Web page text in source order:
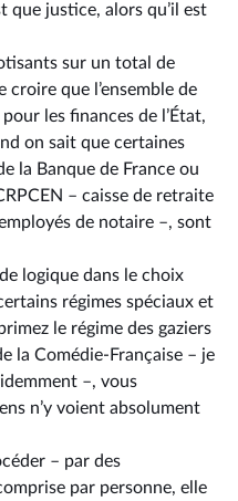
que justice, alors qu’il est
sur un total de
que l’ensemble de
les finances de l’État,
on sait que certaines
la Banque de France ou
–⁠ caisse de retraite
de notaire –, sont
logique dans le choix
régimes spéciaux et
le régime des gaziers
la Comédie-Française –⁠ je
–, vous
n’y voient absolument
–⁠ par des
par personne, elle